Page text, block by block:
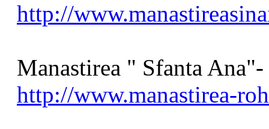
http://
Manastirea " Sfanta
http://www.manastirea-